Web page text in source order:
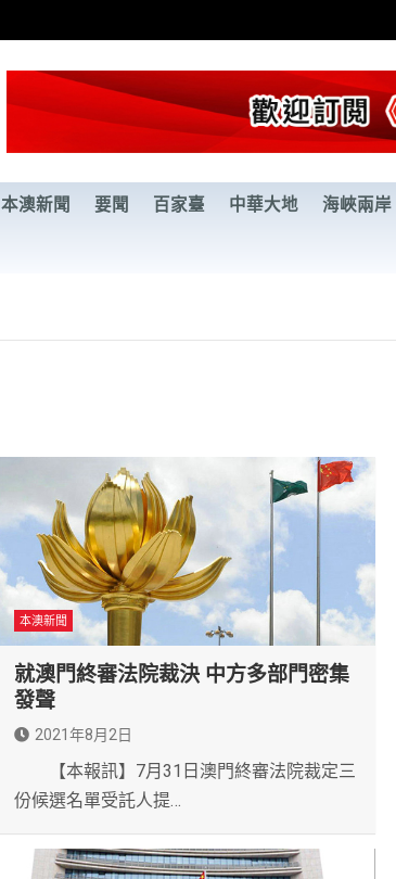
本澳新聞 要聞 百家臺 中華大地 海峽兩岸
本澳新聞
就澳門終審法院裁決 中方多部門密集
發聲
2021年8月2日
【本報訊】7月31日澳門終審法院裁定三
份候選名單受託人提…